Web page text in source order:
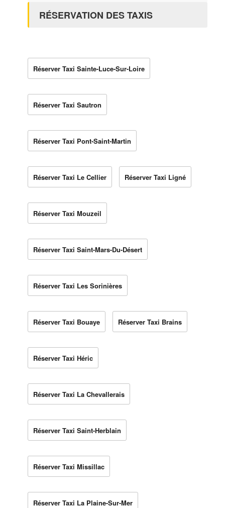
RÉSERVATION DES TAXIS
Réserver Taxi Sainte-Luce-Sur-Loire
Réserver Taxi Sautron
Réserver Taxi Pont-Saint-Martin
Réserver Taxi Le Cellier Réserver Taxi Ligné
Réserver Taxi Mouzeil
Réserver Taxi Saint-Mars-Du-Désert
Réserver Taxi Les Sorinières
Réserver Taxi Bouaye Réserver Taxi Brains
Réserver Taxi Héric
Réserver Taxi La Chevallerais
Réserver Taxi Saint-Herblain
Réserver Taxi Missillac
Réserver Taxi La Plaine-Sur-Mer